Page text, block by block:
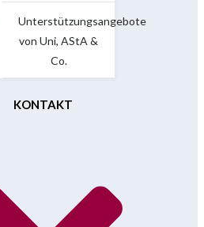
Unterstützungsangebote
von Uni, AStA &
Co.
KONTAKT